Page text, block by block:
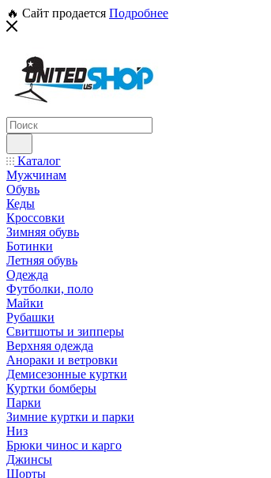
🔥 Сайт продается Подробнее
Каталог
Мужчинам
Обувь
Кеды
Кроссовки
Зимняя обувь
Ботинки
Летняя обувь
Одежда
Футболки, поло
Майки
Рубашки
Свитшоты и зипперы
Верхняя одежда
Анораки и ветровки
Демисезонные куртки
Куртки бомберы
Парки
Зимние куртки и парки
Низ
Брюки чинос и карго
Джинсы
Шорты